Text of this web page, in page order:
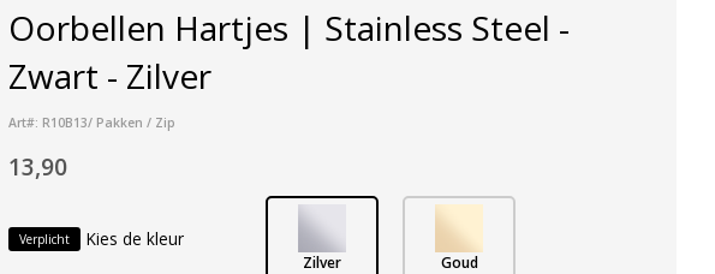
Oorbellen Hartjes | Stainless Steel -
Zwart - Zilver
Art#: R10B13/ Pakken / Zip
13,90
Verplicht Kies de kleur
Zilver Goud